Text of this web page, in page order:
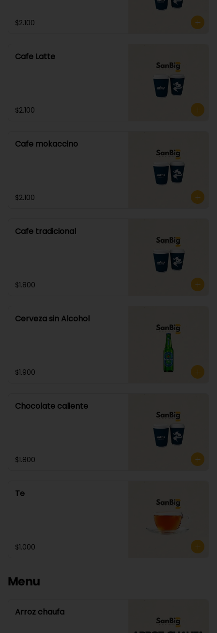
$2.100
Cafe Latte
$2.100
Cafe mokaccino
$2.100
Cafe tradicional
$1.800
Cerveza sin Alcohol
$1.900
Chocolate caliente
$1.800
Te
$1.000
Menu
Arroz chaufa